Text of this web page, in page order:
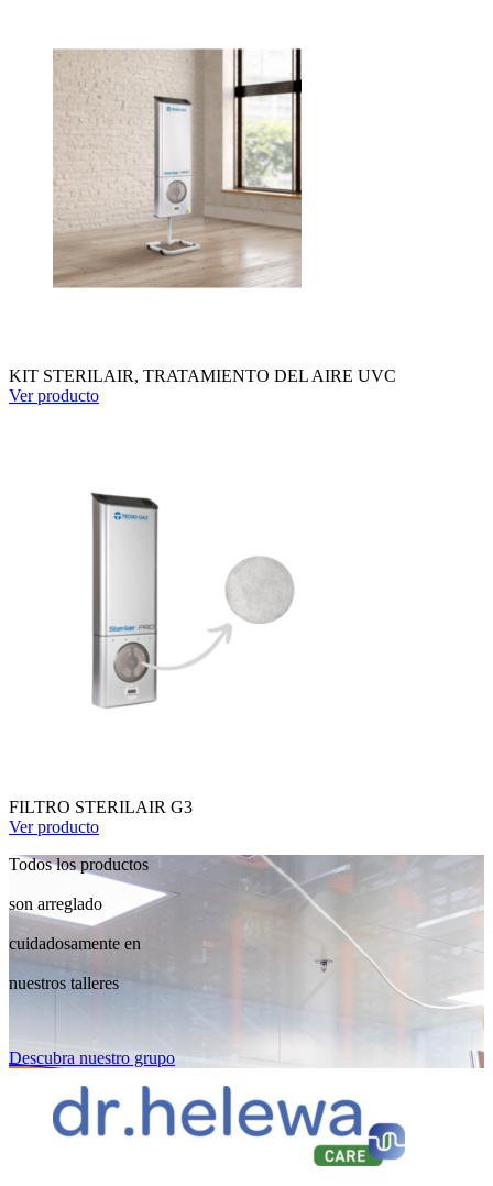
KIT STERILAIR, TRATAMIENTO DEL AIRE UVC
Ver producto
FILTRO STERILAIR G3
Ver producto
Todos los productos
son arreglado
cuidadosamente en
nuestros talleres
Descubra nuestro grupo